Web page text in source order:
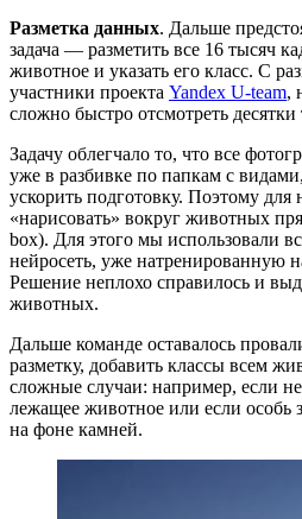
Разметка данных. Дальше
задача — разметить все 16 тысяч
животное и указать его класс. С
участники проекта Yandex U‑team,
сложно быстро отсмотреть
Задачу облегчало то, что все
уже в разбивке по папкам с
ускорить подготовку. Поэтому
«нарисовать» вокруг животных
box). Для этого мы использовали
нейросеть, уже натренированную
Решение неплохо справилось и
животных.
Дальше команде оставалось
разметку, добавить классы всем
сложные случаи: например, если
лежащее животное или если особь
на фоне камней.